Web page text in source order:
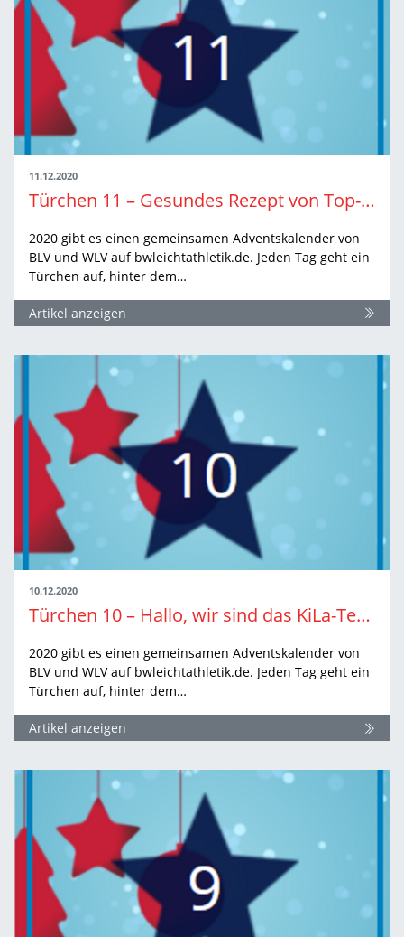
11.12.2020
Türchen 11 – Gesundes Rezept von Top-Athlet
2020 gibt es einen gemeinsamen Adventskalender von
BLV und WLV auf bwleichtathletik.de. Jeden Tag geht ein
Türchen auf, hinter dem…
Artikel anzeigen
10.12.2020
Türchen 10 – Hallo, wir sind das KiLa-Team!
2020 gibt es einen gemeinsamen Adventskalender von
BLV und WLV auf bwleichtathletik.de. Jeden Tag geht ein
Türchen auf, hinter dem…
Artikel anzeigen